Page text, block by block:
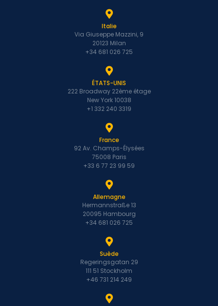
Italie
Via Giuseppe Mazzini, 9
20123 Milan
+34 681 026 725
ÉTATS-UNIS
222 Broadway 22ème étage
New York 10038
+1 332 240 3319
France
92 Av. Champs-Élysées
75008 Paris
+33 6 77 23 99 59
Allemagne
Hermannstraße 13
20095 Hambourg
+34 681 026 725
Suède
Regeringsgatan 29
111 51 Stockholm
+46 731 214 249